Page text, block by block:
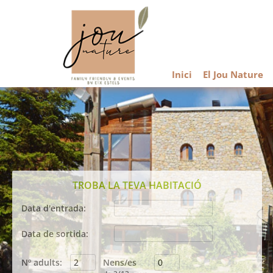
Inici El Jou Nature
TROBA LA TEVA HABITACIÓ
Data d'entrada:
Agost 2026
dil dim dmc dij dis diu
27 28 29 30 31 1 2
Data de sortida:
Agost 2026
dil dim dmc dij div dis diu
Nº adults: Nens/es